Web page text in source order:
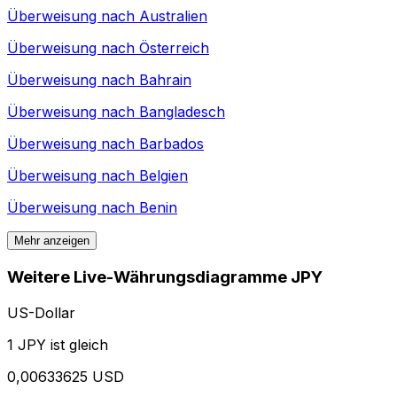
Überweisung nach Australien
Überweisung nach Österreich
Überweisung nach Bahrain
Überweisung nach Bangladesch
Überweisung nach Barbados
Überweisung nach Belgien
Überweisung nach Benin
Mehr anzeigen
Weitere Live-Währungsdiagramme JPY
US-Dollar
1 JPY ist gleich
0,00633625 USD